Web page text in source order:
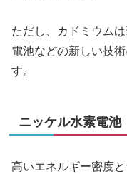
ただし、カドミウム
電池などの新しい技
す。
ニッケル水素電池
高いエネルギー密度